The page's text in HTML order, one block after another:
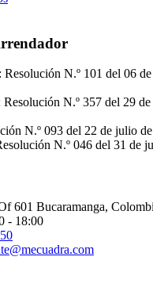
Resolución N.º 101 del 06
N.º 357 del 29
N.º 093 del 22 de julio
N.º 046 del 31 de
601 Bucaramanga,
- 18:00